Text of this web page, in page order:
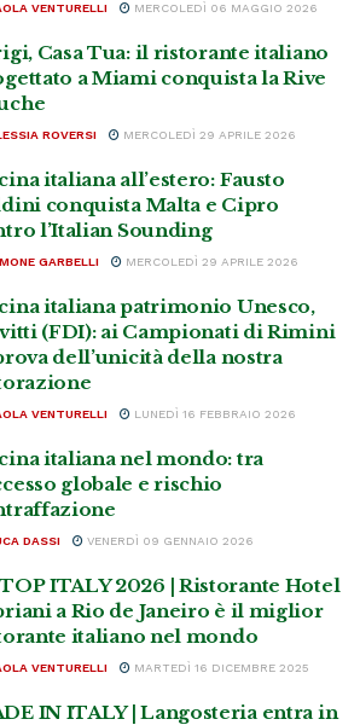
VENTURELLI MERCOLEDÌ 06 MAGGIO 2026
Casa Tua: il ristorante italiano
a Miami conquista la Rive
ROVERSI MERCOLEDÌ 29 APRILE 2026
italiana all’estero: Fausto
conquista Malta e Cipro
l’Italian Sounding
GARBELLI MERCOLEDÌ 29 APRILE 2026
italiana patrimonio Unesco,
(FDI): ai Campionati di Rimini
dell’unicità della nostra
VENTURELLI LUNEDÌ 16 FEBBRAIO 2026
italiana nel mondo: tra
globale e rischio
DASSI VENERDÌ 09 GENNAIO 2026
ITALY 2026 | Ristorante Hotel
a Rio de Janeiro è il miglior
italiano nel mondo
VENTURELLI MARTEDÌ 16 DICEMBRE 2025
IN ITALY | Langosteria entra in